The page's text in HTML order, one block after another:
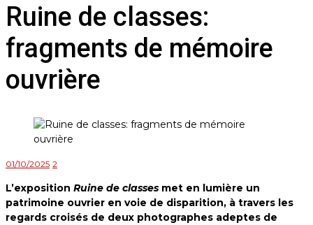
Ruine de classes:
fragments de mémoire
ouvrière
01/10/2025 2
L’exposition Ruine de classes met en lumière un
patrimoine ouvrier en voie de disparition, à travers les
regards croisés de deux photographes adeptes de